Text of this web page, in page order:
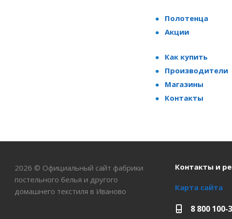
Полотенца
Акции
Как купить
Производители
Магазины
Контакты
2026 © Официальный сайт фабрики
постельного белья и другого
домашнего текстиля в Иваново
Контакты и
Карта сайта
8 800 100-